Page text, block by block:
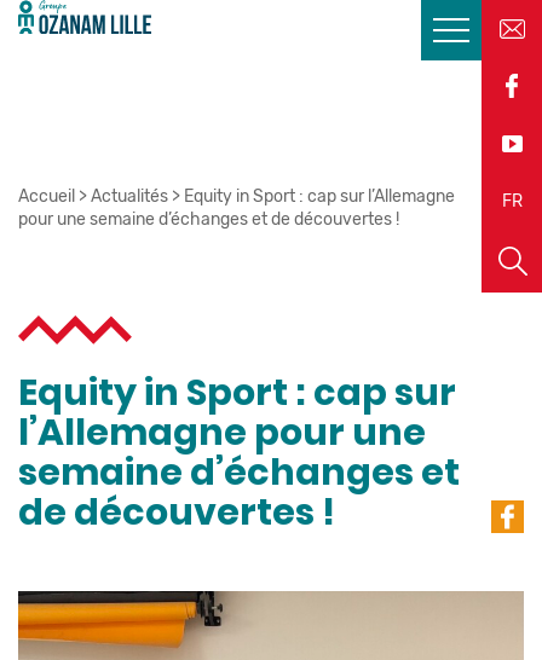
FR
EN
Accueil >Actualités > Equity in Sport : cap sur l’Allemagne
pour une semaine d’échanges et de découvertes !
Equity in Sport : cap sur
l’Allemagne pour une
semaine d’échanges et
de découvertes !